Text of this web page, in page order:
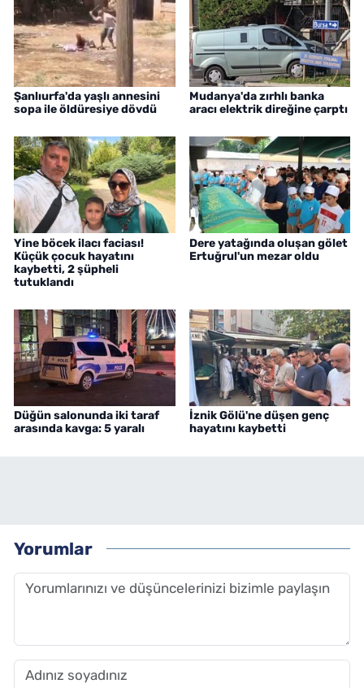
Şanlıurfa'da yaşlı annesini
sopa ile öldüresiye dövdü
Mudanya'da zırhlı banka
aracı elektrik direğine çarptı
Yine böcek ilacı faciası!
Küçük çocuk hayatını
kaybetti, 2 şüpheli
tutuklandı
Dere yatağında oluşan gölet
Ertuğrul'un mezar oldu
Düğün salonunda iki taraf
arasında kavga: 5 yaralı
İznik Gölü'ne düşen genç
hayatını kaybetti
Yorumlar